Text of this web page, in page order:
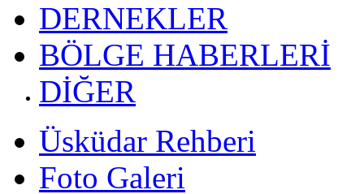
DERNEKLER
BÖLGE HABERLERİ
DİĞER
Üsküdar Rehberi
Foto Galeri